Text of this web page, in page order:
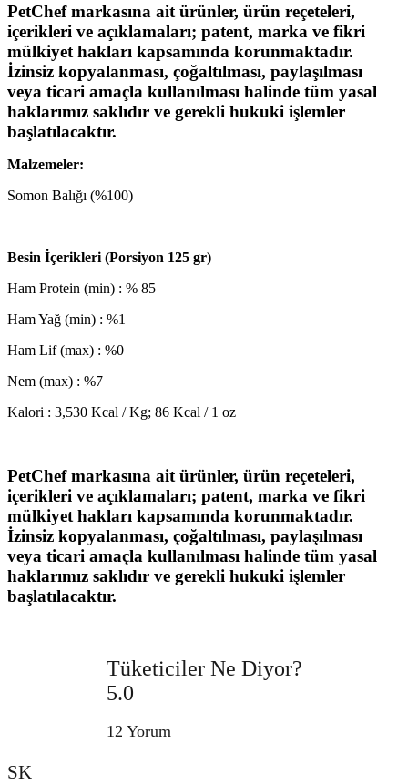
PetChef markasına ait ürünler, ürün reçeteleri,
içerikleri ve açıklamaları; patent, marka ve fikri
mülkiyet hakları kapsamında korunmaktadır.
İzinsiz kopyalanması, çoğaltılması, paylaşılması
veya ticari amaçla kullanılması halinde tüm yasal
haklarımız saklıdır ve gerekli hukuki işlemler
başlatılacaktır.
Malzemeler:
Somon Balığı (%100)
Besin İçerikleri (Porsiyon 125 gr)
Ham Protein (min) : % 85
Ham Yağ (min) : %1
Ham Lif (max) : %0
Nem (max) : %7
Kalori : 3,530 Kcal / Kg; 86 Kcal / 1 oz
PetChef markasına ait ürünler, ürün reçeteleri,
içerikleri ve açıklamaları; patent, marka ve fikri
mülkiyet hakları kapsamında korunmaktadır.
İzinsiz kopyalanması, çoğaltılması, paylaşılması
veya ticari amaçla kullanılması halinde tüm yasal
haklarımız saklıdır ve gerekli hukuki işlemler
başlatılacaktır.
Tüketiciler Ne Diyor?
5.0
12 Yorum
SK